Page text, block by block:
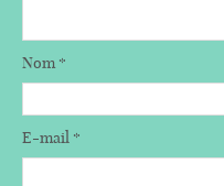
Nom*
E-mail *